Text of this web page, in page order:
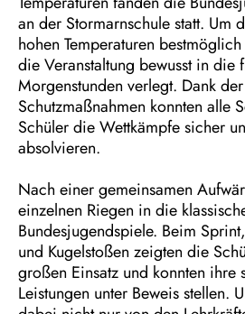
an der Stormarnschule statt. Um
hohen Temperaturen
die Veranstaltung bewusst in die
Morgenstunden verlegt. Dank
Schutzmaßnahmen konnten alle
Schüler die Wettkämpfe sicher
absolvieren.
Nach einer gemeinsamen
einzelnen Riegen in die
Bundesjugendspiele. Beim
und Kugelstoßen zeigten die
großen Einsatz und konnten ihre
Leistungen unter Beweis stellen.